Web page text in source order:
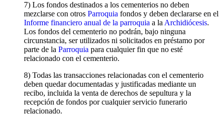
7) Los fondos destinados a los cementerios no deben
mezclarse con otros Parroquia fondos y deben declararse en el
Informe financiero anual de la parroquia a la Archidiócesis.
Los fondos del cementerio no podrán, bajo ninguna
circunstancia, ser utilizados ni solicitados en préstamo por
parte de la Parroquia para cualquier fin que no esté
relacionado con el cementerio.
8) Todas las transacciones relacionadas con el cementerio
deben quedar documentadas y justificadas mediante un
recibo, incluida la venta de derechos de sepultura y la
recepción de fondos por cualquier servicio funerario
relacionado.